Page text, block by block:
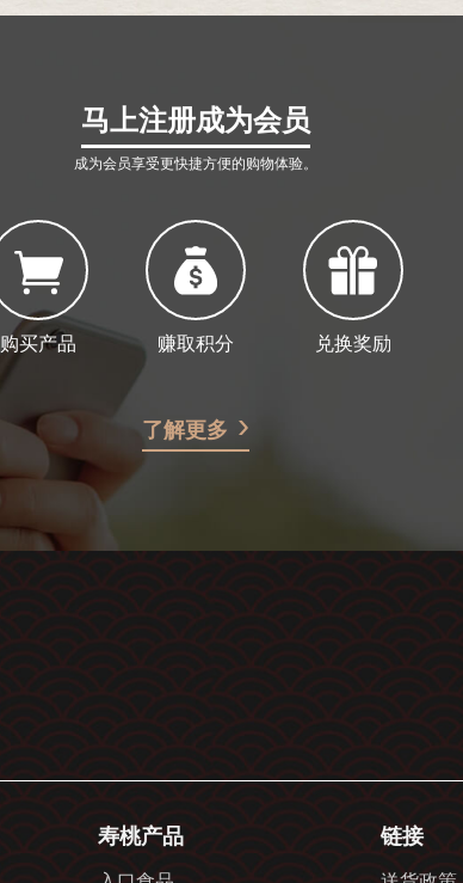
马上注册成为会员
成为会员享受更快捷方便的购物体验。
购买产品 赚取积分 兑换奖励
了解更多
寿桃产品 链接